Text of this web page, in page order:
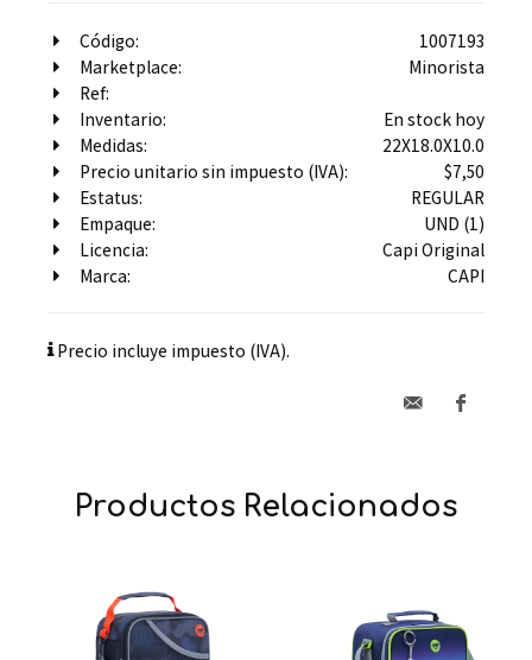
Código:
1007193
Marketplace:
Minorista
Ref:
Inventario:
En stock hoy
Medidas:
22X18.0X10.0
Precio unitario sin impuesto (IVA):
$7,50
Estatus:
REGULAR
Empaque:
UND (1)
Licencia:
Capi Original
Marca:
CAPI
Precio incluye impuesto (IVA).
Productos Relacionados